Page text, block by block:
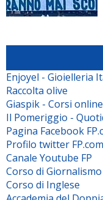
Enjoyel - Gioielleria
Raccolta olive
Giaspik - Corsi online
Il Pomeriggio -
Pagina Facebook
Profilo twitter FP.com
Canale Youtube FP
Corso di
Corso di Inglese